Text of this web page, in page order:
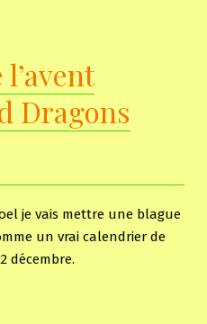
Dragons
je vais mettre une blague
un vrai calendrier de
décembre.